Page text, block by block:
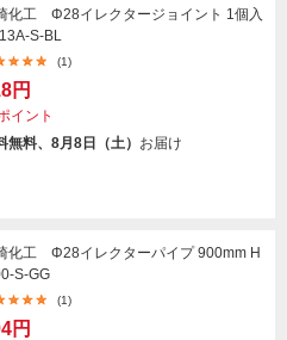
化工 Φ28イレクタージョイント 1個入
S-BL
(1)
円
イント
無料、8月8日（土） お届け
化工 Φ28イレクターパイプ 900mm H
S-GG
(1)
円